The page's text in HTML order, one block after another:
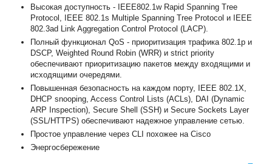
Высокая доступность - IEEE802.1w Rapid Spanning Tree
Protocol, IEEE 802.1s Multiple Spanning Tree Protocol и IEEE
802.3ad Link Aggregation Control Protocol (LACP).
Полный функционал QoS - приоритизация трафика 802.1p и
DSCP, Weighted Round Robin (WRR) и strict priority
обеспечивают приоритизацию пакетов между входящими и
исходящими очередями.
Повышенная безопасность на каждом порту, IEEE 802.1X,
DHCP snooping, Access Control Lists (ACLs), DAI (Dynamic
ARP Inspection), Secure Shell (SSH) и Secure Sockets Layer
(SSL/HTTPS) обеспечивают надежное управление сетью.
Простое управление через CLI похожее на Cisco
Энергосбережение